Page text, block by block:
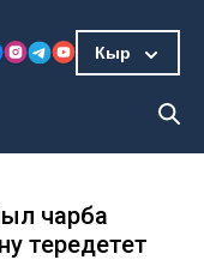
Кыр
чарба
тереңдетет